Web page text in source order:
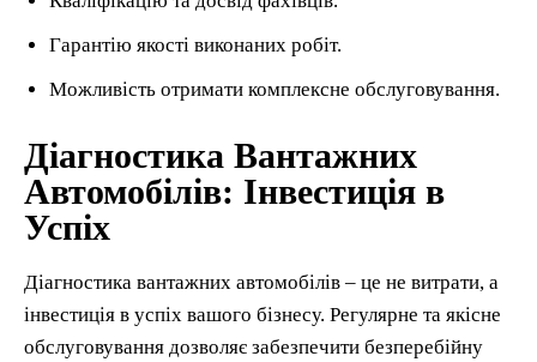
Гарантію якості виконаних робіт.
Можливість отримати комплексне обслуговування.
Діагностика Вантажних
Автомобілів: Інвестиція в
Успіх
Діагностика вантажних автомобілів – це не витрати, а
інвестиція в успіх вашого бізнесу. Регулярне та якісне
обслуговування дозволяє забезпечити безперебійну